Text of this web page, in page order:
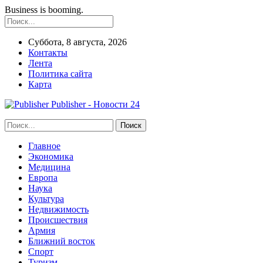
Business is booming.
Суббота, 8 августа, 2026
Контакты
Лента
Политика сайта
Карта
Publisher - Новости 24
Главное
Экономика
Медицина
Европа
Наука
Культура
Недвижимость
Происшествия
Армия
Ближний восток
Спорт